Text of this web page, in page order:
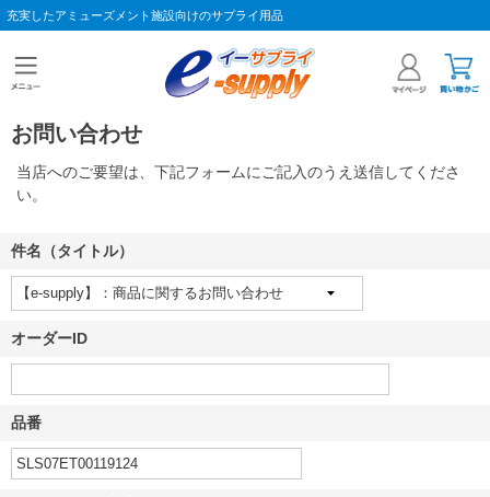
充実したアミューズメント施設向けのサプライ用品
お問い合わせ
当店へのご要望は、下記フォームにご記入のうえ送信してくださ
い。
件名（タイトル）
オーダーID
品番